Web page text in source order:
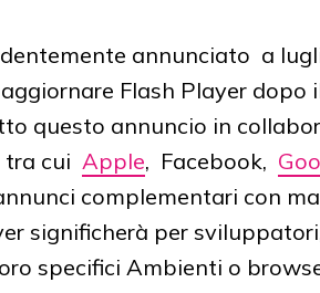
annunciato a
Flash Player dopo
questo annuncio in
cui Apple, Facebook,
complementari con
significherà per
specifici Ambienti o